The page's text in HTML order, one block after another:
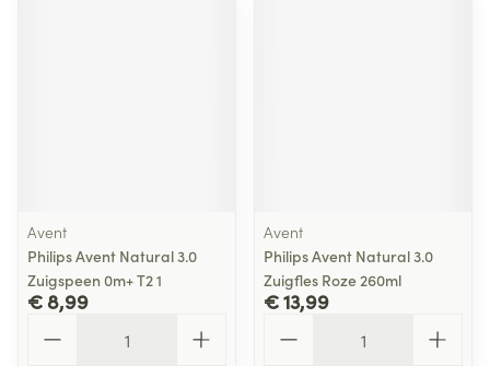
Avent
Philips Avent Natural 3.0
Zuigspeen 0m+ T2 1
€ 8,99
Avent
Philips Avent Natural 3.0
Zuigfles Roze 260ml
€ 13,99